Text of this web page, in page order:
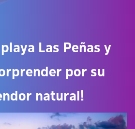
Las Peñas y
por su
natural!